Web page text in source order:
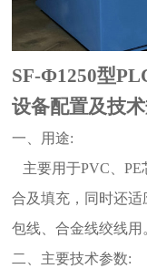
SF-Ф1250型
设备配置及技术
一、用途:
主要用于PVC 、PE
合及填充 ，同时还适
包线、合金线绞线用
二、主要技术参数: